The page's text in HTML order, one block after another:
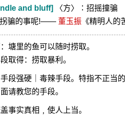
and bluff]
〈方〉∶招摇撞骗
拐骗的事呢!—— 董玉振 《精明人的
塘里的鱼可以随时捞取。
取得：捞取暴利。
段强硬｜毒辣手段。特指不正当
请教您的手段。
事实真相﹐使人上当。